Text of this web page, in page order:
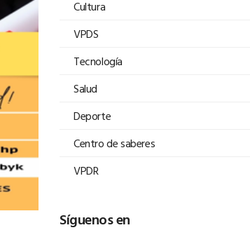
Cultura
VPDS
Tecnología
Salud
Deporte
Centro de saberes
VPDR
Síguenos en